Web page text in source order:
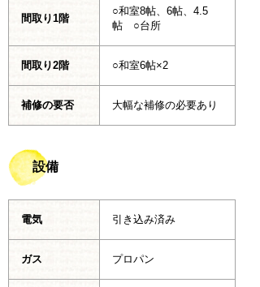
間取り1階
○和室8帖、6帖、4.5
帖 ○台所
間取り2階 ○和室6帖×2
補修の要否 大幅な補修の必要あり
設備
電気 引き込み済み
ガス プロパン